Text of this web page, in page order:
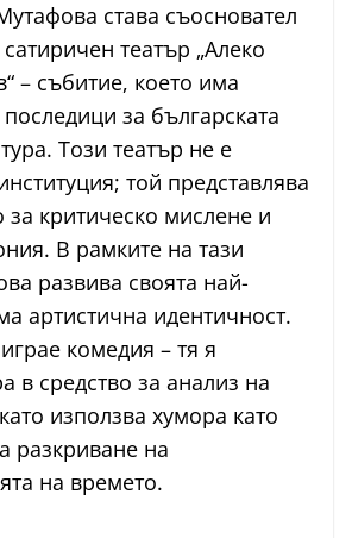
става съосновател
театър „Алеко
– събитие, което има
за българската
Този театър не е
той представлява
за критическо мислене и
В рамките на тази
развива своята най-
артистична идентичност.
комедия – тя я
в средство за анализ на
използва хумора като
разкриване на
на времето.